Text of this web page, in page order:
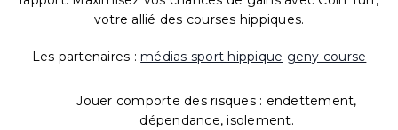
votre allié des courses hippiques.
Les partenaires : médias sport hippique geny course
Jouer comporte des risques : endettement,
dépendance, isolement.